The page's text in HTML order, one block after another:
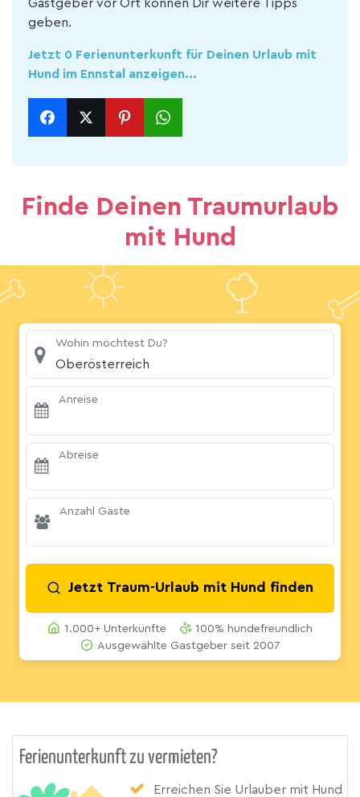
Gastgeber vor Ort können Dir weitere Tipps
geben.
Jetzt 0 Ferienunterkunft für Deinen Urlaub mit
Hund im Ennstal anzeigen...
Finde Deinen Traumurlaub
mit Hund
Wohin möchtest Du?
Oberösterreich
Anreise
Abreise
Anzahl Gäste
Jetzt Traum-Urlaub mit Hund finden
1.000+ Unterkünfte
100% hundefreundlich
Ausgewählte Gastgeber seit 2007
Ferienunterkunft zu vermieten?
Erreichen Sie Urlauber mit Hund